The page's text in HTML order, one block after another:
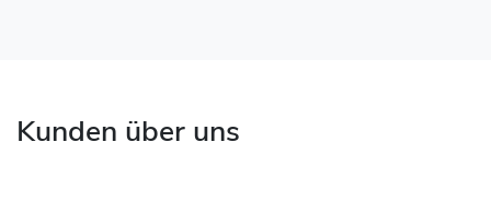
Kunden über uns